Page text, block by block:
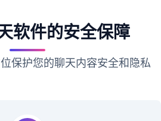
软件的安全保障
保护您的聊天内容安全和隐私